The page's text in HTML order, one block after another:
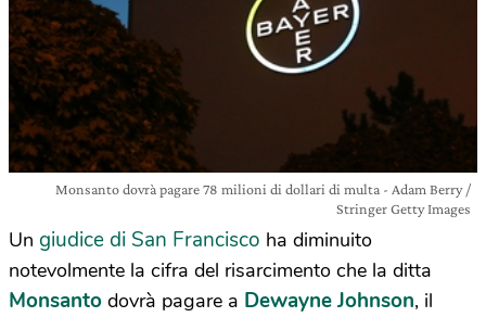
Monsanto dovrà pagare 78 milioni di dollari di multa - Adam Berry /
Stringer Getty Images
Un giudice di San Francisco ha diminuito
notevolmente la cifra del risarcimento che la ditta
Monsanto dovrà pagare a Dewayne Johnson, il